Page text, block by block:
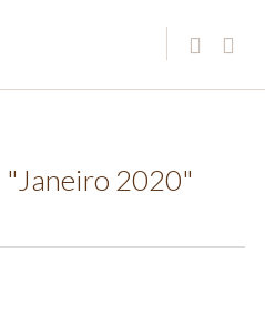
"Janeiro 2020"